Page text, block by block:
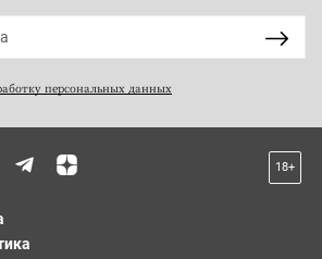
персональных данных
18+